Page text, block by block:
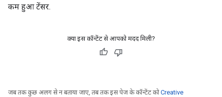
कम हुआ टेंसर.
क्या इस कॉन्टेंट से आपको मदद मिली?
जब तक कुछ अलग से न बताया जाए, तब तक इस पेज के कॉन्टेंट कोCreative